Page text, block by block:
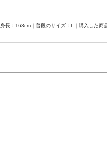
身長：163cm｜普段のサイズ：L｜購入した商